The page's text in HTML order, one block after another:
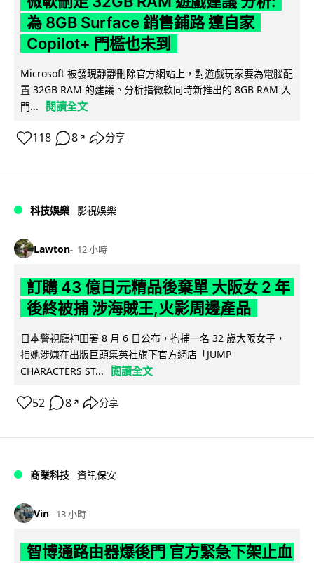
為 8GB Surface 銷售鋪路 連自家
Copilot+ 門檻也未到
Microsoft 被發現靜靜刪除官方網站上，對遊戲玩家要為電腦配
置 32GB RAM 的建議。分析指微軟同時新推出的 8GB RAM 入
門...
閱讀全文
118 8 ↗ 分享
科技娛樂 影視娛樂
Lawton 12 小時
訂購 43 億日元精品後棄單 大阪女 2 年
後終被捕 涉海賊王,火影周邊產品
日本警視廳神田署 8 月 6 日公布，拘捕一名 32 歲大阪女子，
指她涉嫌在出版巨頭集英社旗下官方網店「JUMP
CHARACTERS ST...
閱讀全文
52 8 ↗ 分享
商業科技 資訊保安
Vin 13 小時
智博通路由器爆後門 官方緊急下架止血